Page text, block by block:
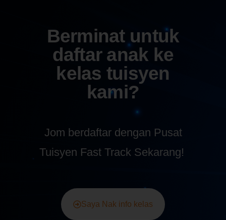
Berminat untuk
daftar anak ke
kelas tuisyen
kami?
Jom berdaftar dengan Pusat
Tuisyen Fast Track Sekarang!
Saya Nak info kelas